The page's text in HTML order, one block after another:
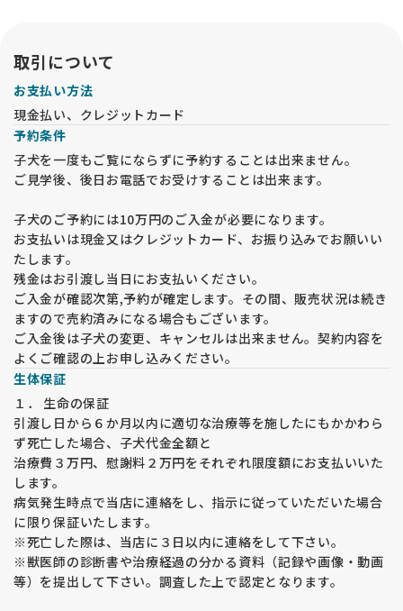
ら、お問い合わせの際にその旨ご記載ください。
・お日にちと時間帯をお知らせください。電話でのやり取りを
ご希望の場合はその旨をお知らせください。
・衛生面からペットショップや他犬舎を見学したお客様は日を
改めてお越しください。
★★★お問い合わせの際のお願い★★★
ご要望の中で”毛色が薄め、濃いめ”、”小さめ、大きめ”などの
できるだけ具体的に説明頂けると助かります。
また、”おとなしい子”、”おっとりした子”、”ほえない子”とい
うご要望もありますが、子犬ですので大人しい子は居りませ
ん。子犬は元気に遊ぶものですので大人しいほうが問題がある
ことも考えられます。
両親の性格から予想することはできますが、生活環境やしつけ
の仕方によって思ったような育ち方をしないこともあるという
ことをご了承ください。
大型飼養経験のない方は、子犬購入前に犬舎及び成犬見学をお
勧めいたします。
大型犬は、小中型犬と飼養環境やご用意する用品等が異なりま
す。
生活環境によっては、子犬を受け入れてから飼養が難しい環境
であることが分かったり、環境の工夫が必要になり慌ててしま
う場合も少なくありません。
★★★ 遺伝疾患・疾病予防への取り組み★★★
福田ブリーダーは両親から受け継ぐマイナス要因は出来る限り
少なくする取り組みを10年以上行ってきています。
子犬と飼育してくださる飼い主様の不安や負担をできる限り少
取引について
お支払い方法
現金払い、クレジットカード
予約条件
子犬を一度もご覧にならずに予約することは出来ません。
ご見学後、後日お電話でお受けすることは出来ます。
子犬のご予約には10万円のご入金が必要になります。
お支払いは現金又はクレジットカード、お振り込みでお願いい
たします。
残金はお引渡し当日にお支払いください。
ご入金が確認次第,予約が確定します。その間、販売状況は続き
ますので売約済みになる場合もございます。
ご入金後は子犬の変更、キャンセルは出来ません。契約内容を
よくご確認の上お申し込みください。
生体保証
１． 生命の保証
引渡し日から６か月以内に適切な治療等を施したにもかかわら
ず死亡した場合、子犬代金全額と
治療費３万円、慰謝料２万円をそれぞれ限度額にお支払いいた
します。
病気発生時点で当店に連絡をし、指示に従っていただいた場合
に限り保証いたします。
※死亡した際は、当店に３日以内に連絡をして下さい。
※獣医師の診断書や治療経過の分かる資料（記録や画像・動画
等）を提出して下さい。調査した上で認定となります。